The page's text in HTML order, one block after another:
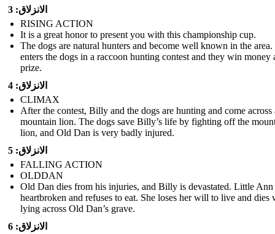
الانزلاق: 3
RISING ACTION
It is a great honor to present you with this championship cup.
The dogs are natural hunters and become well known in the
enters the dogs in a raccoon hunting contest and they win money
prize.
الانزلاق: 4
CLIMAX
After the contest, Billy and the dogs are hunting and come across
mountain lion. The dogs save Billy’s life by fighting off the
lion, and Old Dan is very badly injured.
الانزلاق: 5
FALLING ACTION
OLDDAN
Old Dan dies from his injuries, and Billy is devastated. Little Ann
heartbroken and refuses to eat. She loses her will to live and dies
lying across Old Dan’s grave.
الانزلاق: 6